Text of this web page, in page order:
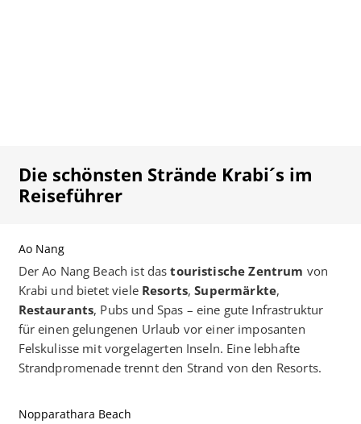
Die schönsten Strände Krabi´s im
Reiseführer
Ao Nang
Der Ao Nang Beach ist dastouristische Zentrum von
Krabi und bietet viele Resorts,Supermärkte,
Restaurants, Pubs und Spas – eine gute Infrastruktur
für einen gelungenen Urlaub vor einer imposanten
Felskulisse mit vorgelagerten Inseln. Eine lebhafte
Strandpromenade trennt den Strand von den Resorts.
Nopparathara Beach